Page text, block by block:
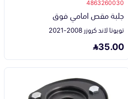
جلبة مقص امامي فوق
تويوتا لاند كروزر 2008-2021
35.00